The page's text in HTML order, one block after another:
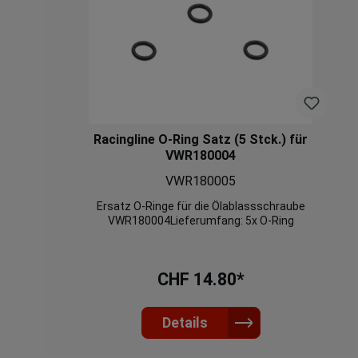
Racingline O-Ring Satz (5 Stck.) für
VWR180004
VWR180005
Ersatz O-Ringe für die Ölablassschraube
VWR180004Lieferumfang: 5x O-Ring
CHF 14.80*
Details